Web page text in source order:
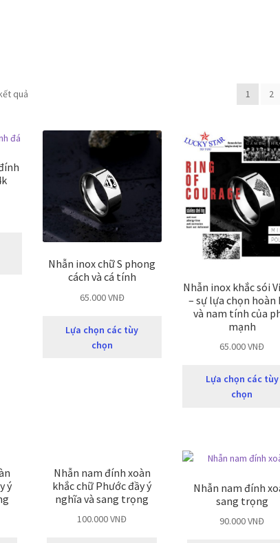
quả 1 2
Nhẫn inox chữ S phong
cách và cá tính
65.000VNĐ
Lựa chọn các tùy
chọn
Nhẫn inox khắc sói
– sự lựa chọn hoàn
và nam tính của
mạnh
65.000VNĐ
Lựa chọn các tùy
chọn
ý
Nhẫn nam đính xoàn
khắc chữ Phước đầy ý
nghĩa và sang trọng
100.000VNĐ
Nhẫn nam đính
sang trọng
90.000VNĐ